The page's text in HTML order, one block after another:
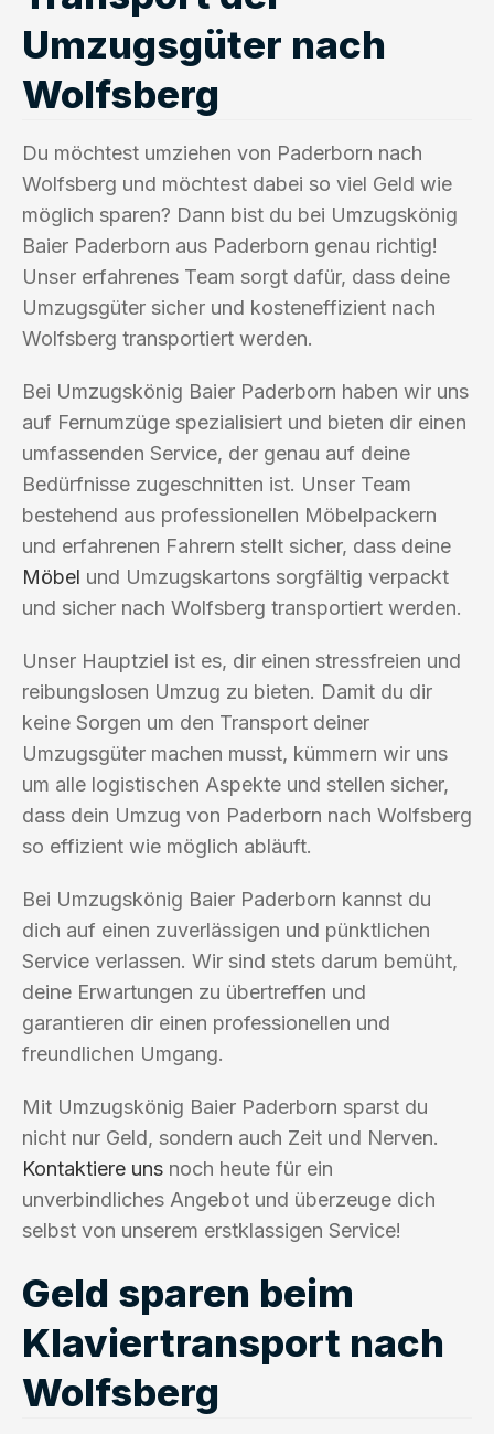
Umzugsgüter nach
Wolfsberg
Du möchtest umziehen von Paderborn nach
Wolfsberg und möchtest dabei so viel Geld wie
möglich sparen? Dann bist du bei Umzugskönig
Baier Paderborn aus Paderborn genau richtig!
Unser erfahrenes Team sorgt dafür, dass deine
Umzugsgüter sicher und kosteneffizient nach
Wolfsberg transportiert werden.
Bei Umzugskönig Baier Paderborn haben wir uns
auf Fernumzüge spezialisiert und bieten dir einen
umfassenden Service, der genau auf deine
Bedürfnisse zugeschnitten ist. Unser Team
bestehend aus professionellen Möbelpackern
und erfahrenen Fahrern stellt sicher, dass deine
Möbel und Umzugskartons sorgfältig verpackt
und sicher nach Wolfsberg transportiert werden.
Unser Hauptziel ist es, dir einen stressfreien und
reibungslosen Umzug zu bieten. Damit du dir
keine Sorgen um den Transport deiner
Umzugsgüter machen musst, kümmern wir uns
um alle logistischen Aspekte und stellen sicher,
dass dein Umzug von Paderborn nach Wolfsberg
so effizient wie möglich abläuft.
Bei Umzugskönig Baier Paderborn kannst du
dich auf einen zuverlässigen und pünktlichen
Service verlassen. Wir sind stets darum bemüht,
deine Erwartungen zu übertreffen und
garantieren dir einen professionellen und
freundlichen Umgang.
Mit Umzugskönig Baier Paderborn sparst du
nicht nur Geld, sondern auch Zeit und Nerven.
Kontaktiere uns noch heute für ein
unverbindliches Angebot und überzeuge dich
selbst von unserem erstklassigen Service!
Geld sparen beim
Klaviertransport nach
Wolfsberg